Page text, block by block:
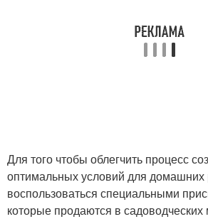
Для того чтобы облегчить процесс
оптимальных условий для
воспользоваться специальными
которые продаются в садоводческих